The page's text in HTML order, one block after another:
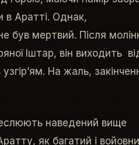
в Аратті. Однак,
був мертвий. Після
Іштар, він виходить
На жаль,
наведений вище
як багатий і